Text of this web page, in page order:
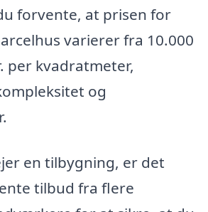
forvente, at prisen for
varierer fra 10.000
per kvadratmeter,
og
en tilbygning, er det
tilbud fra flere